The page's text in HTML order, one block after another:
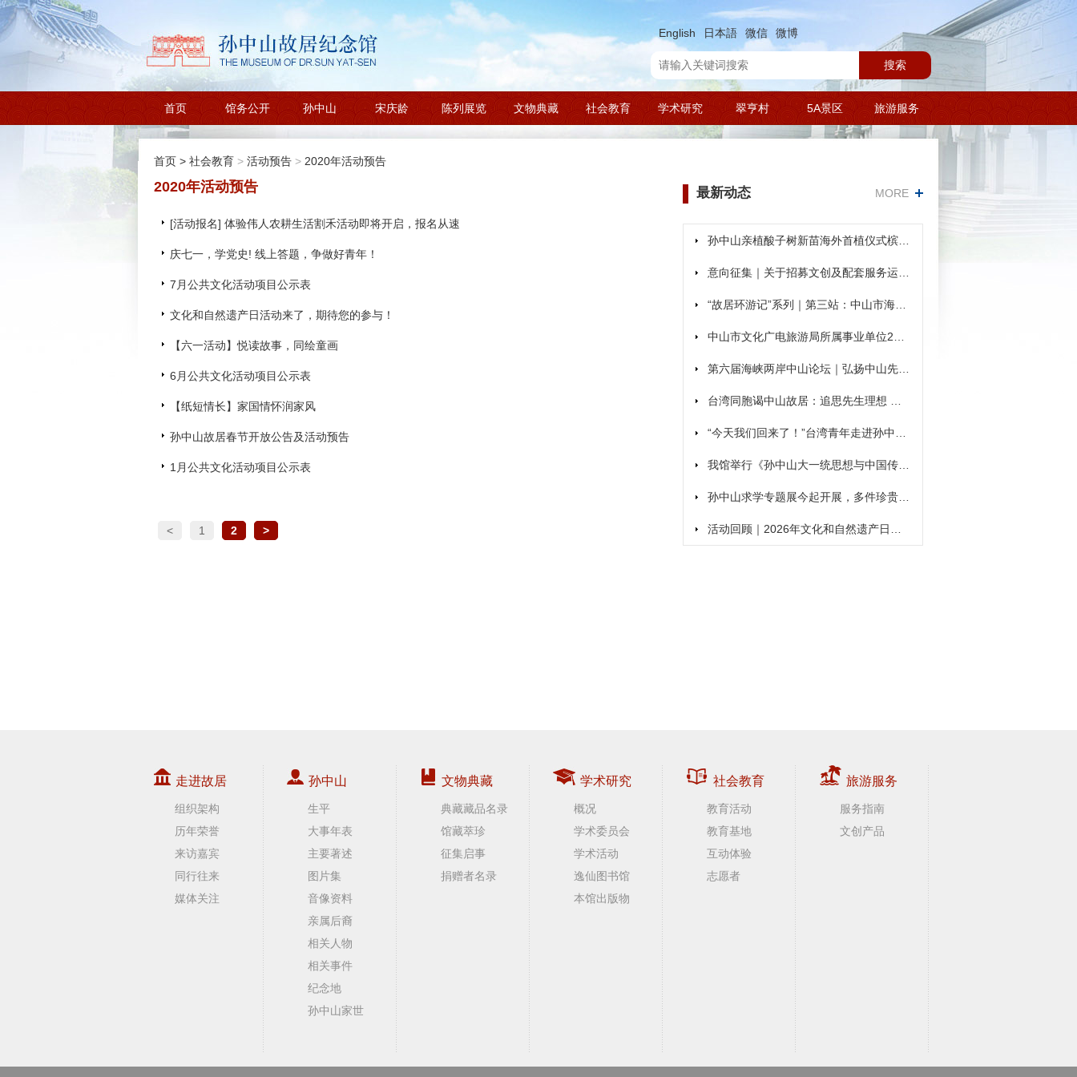
English 日本語 微信 微博
搜索
首页 馆务公开 孙中山 宋庆龄 陈列展览 文物典藏 社会教育 学术研究 翠亨村 5A景区 旅游服务
首页 > 社会教育 > 活动预告 > 2020年活动预告
2020年活动预告
[活动报名] 体验伟人农耕生活割禾活动即将开启，报名从速
庆七一，学党史! 线上答题，争做好青年！
7月公共文化活动项目公示表
文化和自然遗产日活动来了，期待您的参与！
【六一活动】悦读故事，同绘童画
6月公共文化活动项目公示表
【纸短情长】家国情怀润家风
孙中山故居春节开放公告及活动预告
1月公共文化活动项目公示表
< 1 2 >
最新动态 MORE
走进故居
组织架构
历年荣誉
来访嘉宾
同行往来
媒体关注
孙中山
生平
大事年表
主要著述
图片集
音像资料
亲属后裔
相关人物
相关事件
纪念地
孙中山家世
文物典藏
典藏藏品名录
馆藏萃珍
征集启事
捐赠者名录
学术研究
概况
学术委员会
学术活动
逸仙图书馆
本馆出版物
社会教育
教育活动
教育基地
互动体验
志愿者
旅游服务
服务指南
文创产品